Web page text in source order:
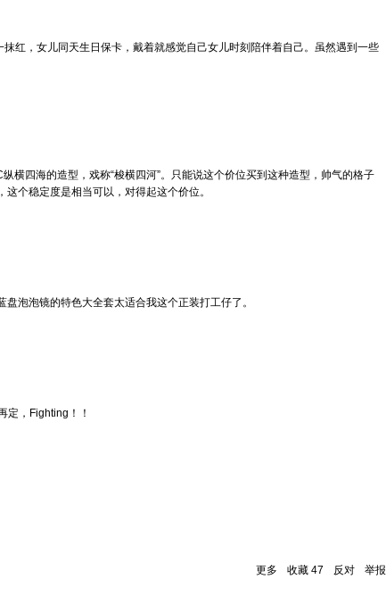
红，女儿同天生日保卡，戴着就感觉自己女儿时刻陪伴着自己。虽然遇到一些
横四海的造型，戏称“梭横四河”。只能说这个价位买到这种造型，帅气的格子
个稳定度是相当可以，对得起这个价位。
泡泡镜的特色大全套太适合我这个正装打工仔了。
定，Fighting！！
更多 收藏 47 反对
举报